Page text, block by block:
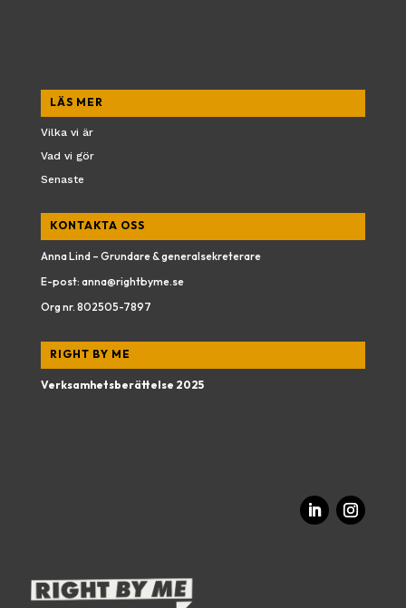
LÄS MER
Vilka vi är
Vad vi gör
Senaste
KONTAKTA OSS
Anna Lind – Grundare & generalsekreterare
E-post: anna@rightbyme.se
Org nr. 802505-7897
RIGHT BY ME
Verksamhetsberättelse 2025